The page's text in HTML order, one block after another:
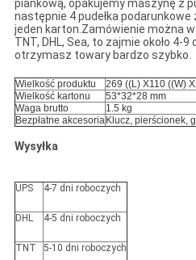
piankową, opakujemy maszynę z
następnie 4 pudełka
jeden karton.Zamówienie można
TNT, DHL, Sea, to zajmie około 4-
otrzymasz towary bardzo szybko.
Wielkość produktu
269 ((L) X110 ((W)
Wielkość kartonu
53*32*28 mm
Waga brutto
1.5 kg
Bezpłatne akcesoria Klucz, pierścionek,
Wysyłka
UPS 4-7 dni roboczych
DHL 4-5 dni roboczych
TNT 5-10 dni roboczych